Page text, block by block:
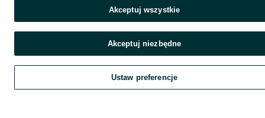
Szukaj Obserwujesz Dodaj Czat
Akceptuj wszystkie
Akceptuj niezbędne
Ustaw preferencje